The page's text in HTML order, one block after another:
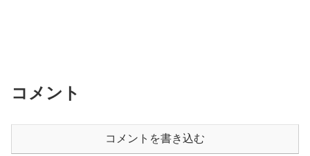
コメント
コメントを書き込む